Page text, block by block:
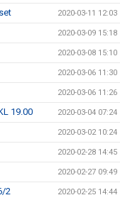
2020-03-11 12:03
2020-03-09 15:18
2020-03-08 15:10
2020-03-06 11:30
2020-03-06 11:26
19.00 2020-03-04 07:24
2020-03-02 10:24
2020-02-28 14:45
2020-02-27 09:49
2 2020-02-25 14:44